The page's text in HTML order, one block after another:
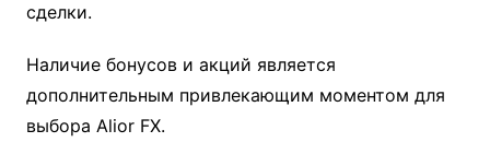
сделки.
Наличие бонусов и акций является
дополнительным привлекающим моментом для
выбора Alior FX.